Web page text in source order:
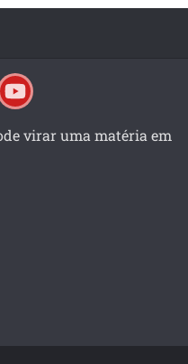
virar uma matéria em